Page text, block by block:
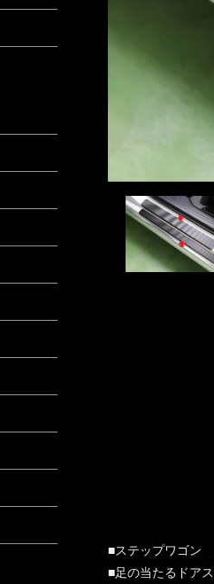
■ステップワゴン
■足の当たるドア